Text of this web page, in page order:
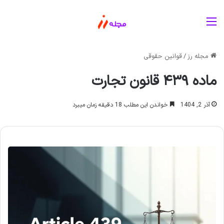
مجله رز/قوانین حقوقی
ماده ۴۳۹ قانون تجارت
آذر 2, 1404 خواندن این مطلب 18 دقیقه زمان میبرد